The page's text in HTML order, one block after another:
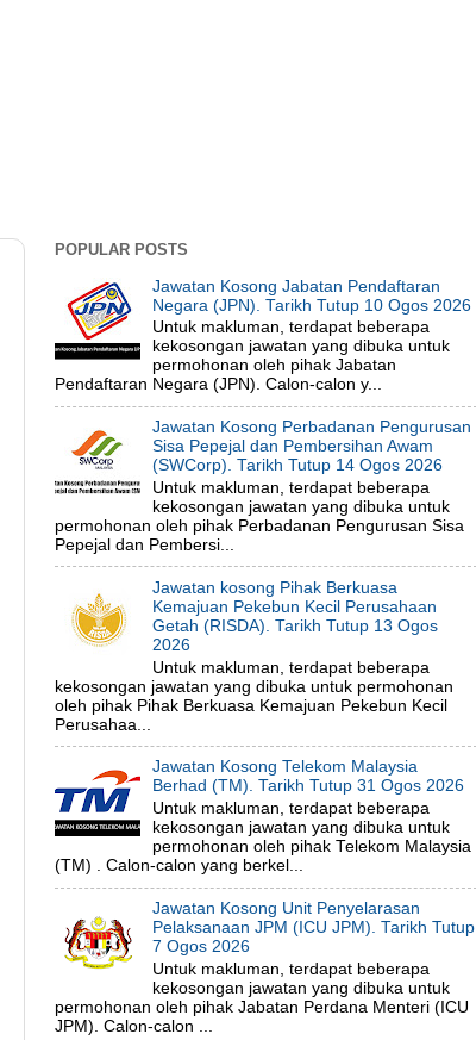
POPULAR POSTS
Jawatan Kosong Jabatan Pendaftaran
Negara (JPN). Tarikh Tutup 10 Ogos 2026
Untuk makluman, terdapat beberapa
kekosongan jawatan yang dibuka untuk
permohonan oleh pihak Jabatan
Pendaftaran Negara (JPN). Calon-calon y...
Jawatan Kosong Perbadanan Pengurusan
Sisa Pepejal dan Pembersihan Awam
(SWCorp). Tarikh Tutup 14 Ogos 2026
Untuk makluman, terdapat beberapa
kekosongan jawatan yang dibuka untuk
permohonan oleh pihak Perbadanan Pengurusan Sisa
Pepejal dan Pembersi...
Jawatan kosong Pihak Berkuasa
Kemajuan Pekebun Kecil Perusahaan
Getah (RISDA). Tarikh Tutup 13 Ogos
2026
Untuk makluman, terdapat beberapa
kekosongan jawatan yang dibuka untuk permohonan
oleh pihak Pihak Berkuasa Kemajuan Pekebun Kecil
Perusahaa...
Jawatan Kosong Telekom Malaysia
Berhad (TM). Tarikh Tutup 31 Ogos 2026
Untuk makluman, terdapat beberapa
kekosongan jawatan yang dibuka untuk
permohonan oleh pihak Telekom Malaysia
(TM) . Calon-calon yang berkel...
Jawatan Kosong Unit Penyelarasan
Pelaksanaan JPM (ICU JPM). Tarikh Tutup
7 Ogos 2026
Untuk makluman, terdapat beberapa
kekosongan jawatan yang dibuka untuk
permohonan oleh pihak Jabatan Perdana Menteri (ICU
JPM). Calon-calon ...